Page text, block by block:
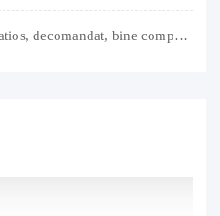
De vanzare: Apartament spatios, decomandat, bine compartimentat, 3 camere, 2 bai, bucatarie, suprafață utilă de 64 mp + 3 balcoane (11 mp), strada Barierei, zona Dragos Voda Oradea. 89 500 E (neg). Comision 0